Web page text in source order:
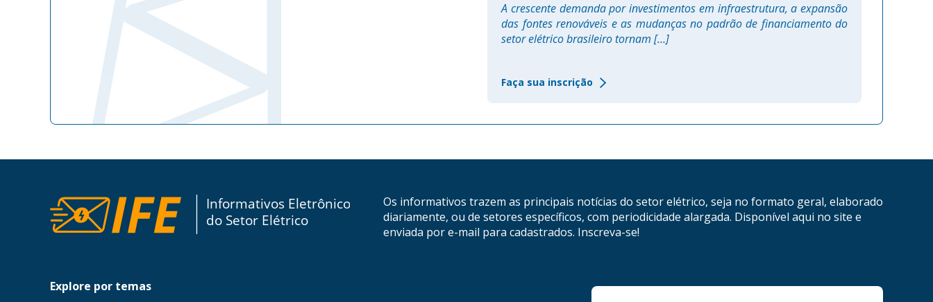
O curso é direcionado para profissionais do Setor Elétrico e membros
dos Conselhos de Consumidores das Distribuidoras. É uma
oportunidade de aprofundar conhecimentos e […]
A crescente demanda por investimentos em infraestrutura, a expansão
das fontes renováveis e as mudanças no padrão de financiamento do
setor elétrico brasileiro tornam […]
Faça sua inscrição
Os informativos trazem as principais notícias do setor elétrico, seja no formato geral, elaborado
diariamente, ou de setores específicos, com periodicidade alargada. Disponível aqui no site e
enviada por e-mail para cadastrados. Inscreva-se!
Explore por temas